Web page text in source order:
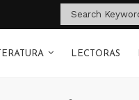
LECTORAS